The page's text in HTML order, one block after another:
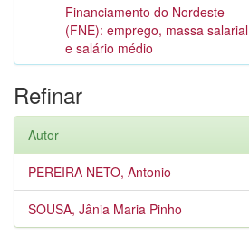
Financiamento do Nordeste
(FNE): emprego, massa salarial
e salário médio
Refinar
Autor
PEREIRA NETO, Antonio
SOUSA, Jânia Maria Pinho